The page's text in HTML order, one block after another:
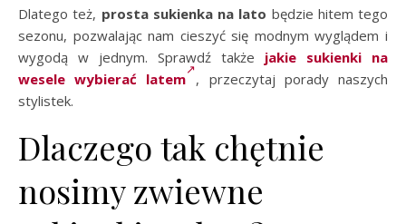
Dlatego też, prosta sukienka na lato będzie hitem tego
sezonu, pozwalając nam cieszyć się modnym wyglądem i
wygodą w jednym. Sprawdź także jakie sukienki na
wesele wybierać latem , przeczytaj porady naszych
stylistek.
Dlaczego tak chętnie
nosimy zwiewne